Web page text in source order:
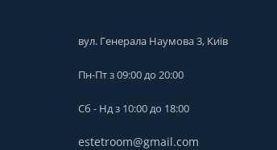
вул. Генерала Наумова 3, Київ
Пн-Пт з 09:00 до 20:00
Сб - Нд з 10:00 до 18:00
estetroom@gmail.com